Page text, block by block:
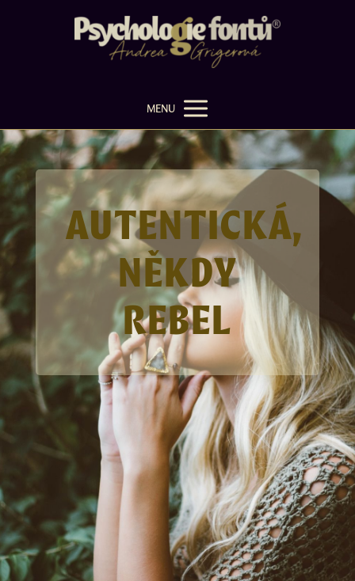
MENU
AUTENTICKÁ,
NĚKDY
REBEL